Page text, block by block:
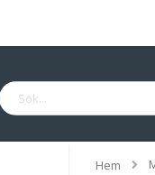
Sök
Hem